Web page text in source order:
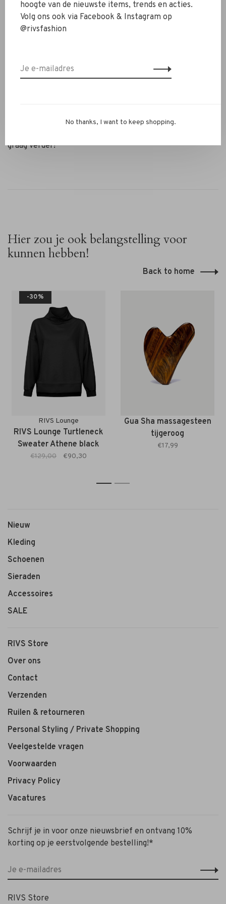
trainingsstof wat heerlijk, zacht en comfortabel
aanvoelt.
Wasvoorschrift
Twijfel je nog over je maat? Neem contact op met ons
graag verder!
Hier zou je ook belangstelling voor
kunnen hebben!
Back to home
-30%
RIVS Lounge
RIVS Lounge Turtleneck
Sweater Athene black
€129,00 €90,30
Gua Sha massagesteen
tijgeroog
€17,99
1 2
Nieuw
Kleding
Schoenen
Sieraden
Accessoires
SALE
RIVS Store
Over ons
Contact
Verzenden
Ruilen & retourneren
Personal Styling / Private Shopping
Veelgestelde vragen
Voorwaarden
Privacy Policy
Vacatures
Schrijf je in voor onze nieuwsbrief en ontvang 10%
korting op je eerstvolgende bestelling!*
RIVS Store
hoogte van de nieuwste items, trends en acties.
Volg ons ook via Facebook & Instagram op
@rivsfashion
No thanks, I want to keep shopping.